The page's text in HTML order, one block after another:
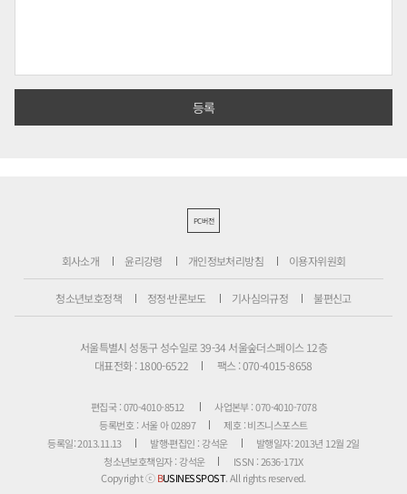
PC버전
회사소개 윤리강령 개인정보처리방침 이용자위원회
청소년보호정책 정정·반론보도 기사심의규정 불편신고
서울특별시 성동구 성수일로 39-34 서울숲더스페이스 12층
대표전화 : 1800-6522
팩스 : 070-4015-8658
편집국 : 070-4010-8512
사업본부 : 070-4010-7078
등록번호 : 서울 아 02897
제호 : 비즈니스포스트
등록일: 2013.11.13
발행·편집인 : 강석운
발행일자: 2013년 12월 2일
청소년보호책임자 : 강석운
ISSN : 2636-171X
Copyright ⓒBUSINESSPOST. All rights reserved.